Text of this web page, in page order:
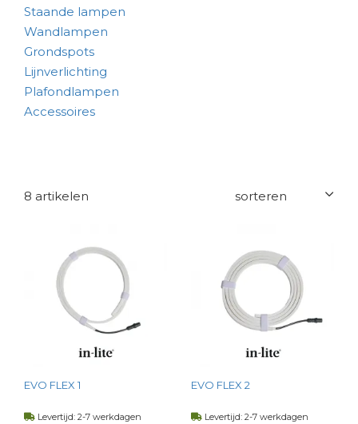
Staande lampen
Wandlampen
Grondspots
Lijnverlichting
Plafondlampen
Accessoires
8 artikelen
EVO FLEX 1
Levertijd: 2-7 werkdagen
EVO FLEX 2
Levertijd: 2-7 werkdagen